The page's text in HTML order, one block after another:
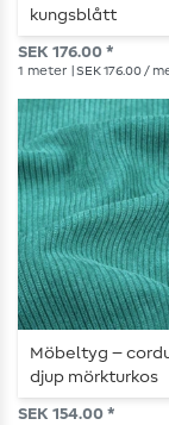
kungsblått
SEK 176.00 *
1 meter | SEK 176.00 /
Möbeltyg –
djup mörkturkos
SEK 154.00 *